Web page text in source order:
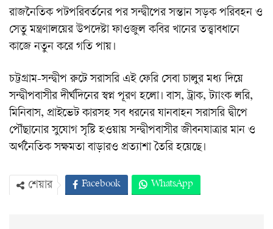
রাজনৈতিক পটপরিবর্তনের পর সন্দ্বীপের সন্তান সড়ক পরিবহন ও
সেতু মন্ত্রণালয়ের উপদেষ্টা ফাওজুল কবির খানের তত্ত্বাবধানে
কাজে নতুন করে গতি পায়।
চট্টগ্রাম-সন্দ্বীপ রুটে সরাসরি এই ফেরি সেবা চালুর মধ্য দিয়ে
সন্দ্বীপবাসীর দীর্ঘদিনের স্বপ্ন পূরণ হলো। বাস, ট্রাক, ট্যাংক লরি,
মিনিবাস, প্রাইভেট কারসহ সব ধরনের যানবাহন সরাসরি দ্বীপে
পৌঁছানোর সুযোগ সৃষ্টি হওয়ায় সন্দ্বীপবাসীর জীবনযাত্রার মান ও
অর্থনৈতিক সক্ষমতা বাড়ারও প্রত্যাশা তৈরি হয়েছে।
শেয়ার Facebook WhatsApp